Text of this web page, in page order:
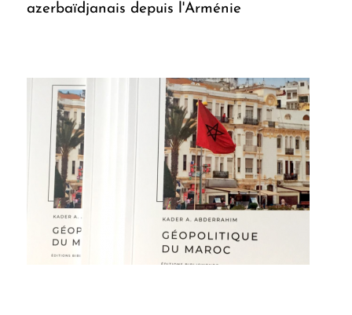
azerbaïdjanais depuis l'Arménie